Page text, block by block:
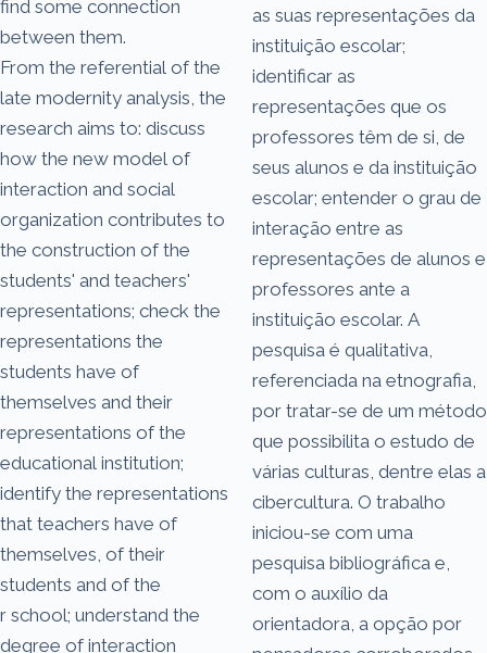
find some connection
between them.
From the referential of the
late modernity analysis, the
research aims to: discuss
how the new model of
interaction and social
organization contributes to
the construction of the
students' and teachers'
representations; check the
representations the
students have of
themselves and their
representations of the
educational institution;
identify the representations
that teachers have of
themselves, of their
students and of the
r school; understand the
degree of interaction
as suas representações da
instituição escolar;
identificar as
representações que os
professores têm de si, de
seus alunos e da instituição
escolar; entender o grau de
interação entre as
representações de alunos e
professores ante a
instituição escolar. A
pesquisa é qualitativa,
referenciada na etnografia,
por tratar-se de um método
que possibilita o estudo de
várias culturas, dentre elas a
cibercultura. O trabalho
iniciou-se com uma
pesquisa bibliográfica e,
com o auxílio da
orientadora, a opção por